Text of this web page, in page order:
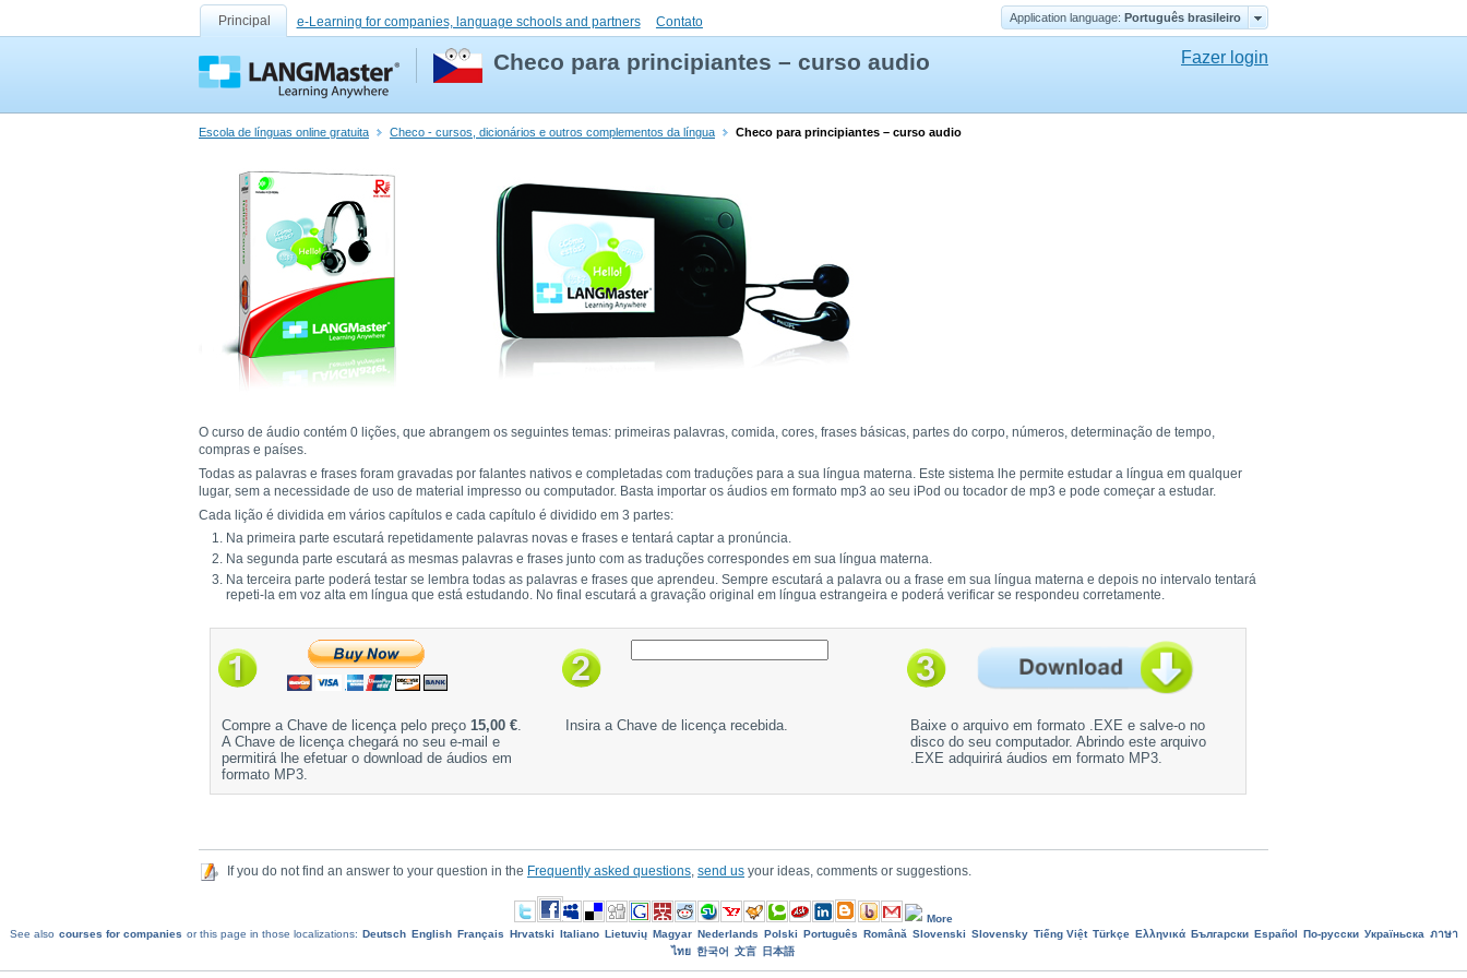
Principal e-Learning for companies, language schools and partners Contato Application language: Português brasileiro
Checo para principiantes – curso audio Fazer login
Escola de línguas online gratuita Checo - cursos, dicionários e outros complementos da língua Checo para principiantes – curso audio
O curso de áudio contém 0 lições, que abrangem os seguintes temas: primeiras palavras, comida, cores, frases básicas, partes do corpo, números, determinação de tempo,
compras e países.
Todas as palavras e frases foram gravadas por falantes nativos e completadas com traduções para a sua língua materna. Este sistema lhe permite estudar a língua em qualquer
lugar, sem a necessidade de uso de material impresso ou computador. Basta importar os áudios em formato mp3 ao seu iPod ou tocador de mp3 e pode começar a estudar.
Cada lição é dividida em vários capítulos e cada capítulo é dividido em 3 partes:
Na primeira parte escutará repetidamente palavras novas e frases e tentará captar a pronúncia.
Na segunda parte escutará as mesmas palavras e frases junto com as traduções correspondes em sua língua materna.
Na terceira parte poderá testar se lembra todas as palavras e frases que aprendeu. Sempre escutará a palavra ou a frase em sua língua materna e depois no intervalo tentará
repeti-la em voz alta em língua que está estudando. No final escutará a gravação original em língua estrangeira e poderá verificar se respondeu corretamente.
Compre a Chave de licença pelo preço 15,00 €.
A Chave de licença chegará no seu e-mail e
permitirá lhe efetuar o download de áudios em
formato MP3.
Insira a Chave de licença recebida.
Baixe o arquivo em formato .EXE e salve-o no
disco do seu computador. Abrindo este arquivo
.EXE adquirirá áudios em formato MP3.
If you do not find an answer to your question in the Frequently asked questions send us your ideas, comments or suggestions.
More
See also courses for companies or this page in those localizations: Deutsch English Français Hrvatski Italiano Lietuvių Magyar Nederlands Polski Português Română Slovenski Slovensky Tiếng Việt Türkçe Ελληνικά Български Еspañol По-русски Україньска ภาษา
ไทย 한국어 文言 日本語